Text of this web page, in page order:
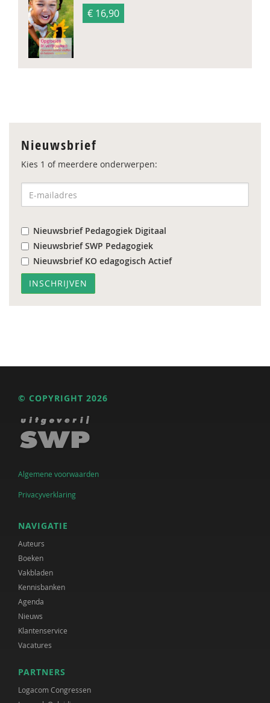
€ 16,90
Nieuwsbrief
Kies 1 of meerdere onderwerpen:
Nieuwsbrief Pedagogiek Digitaal
Nieuwsbrief SWP Pedagogiek
Nieuwsbrief KO edagogisch Actief
© COPYRIGHT 2026
Algemene voorwaarden
Privacyverklaring
NAVIGATIE
Auteurs
Boeken
Vakbladen
Kennisbanken
Agenda
Nieuws
Klantenservice
Vacatures
PARTNERS
Logacom Congressen